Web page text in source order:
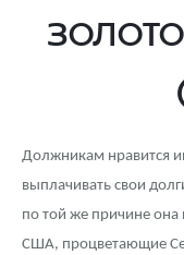
Монеты Царской
Монеты стран мира
Георгий Победоносец
Золотой червонец
Аксессуары
Гарри Поттер
Гарантии
Памятка для работы с
Условия возврата
Информация
Распродажа монет и
Аналитика и события
Итоги 2025 года.
Котировки
Скупка слитков
Наши преимущества
Должникам нравится
выплачивать свои
по той же причине она
США, процветающие